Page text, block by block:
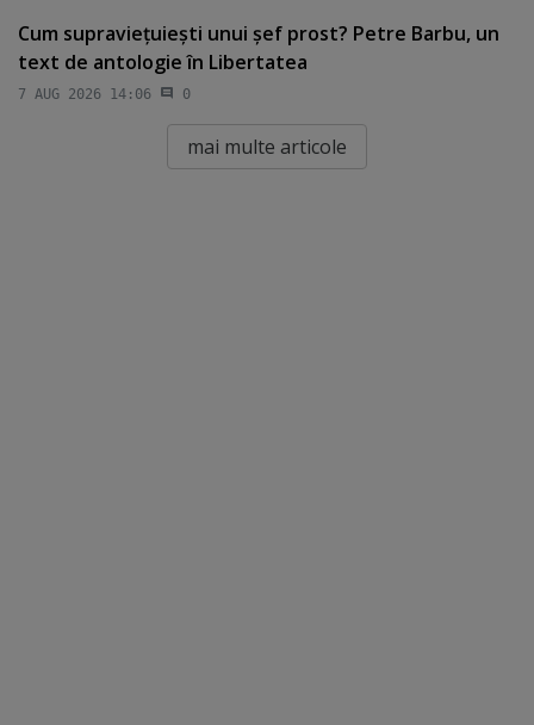
Cum supravieţuieşti unui şef prost? Petre Barbu, un
text de antologie în Libertatea
7 AUG 2026 14:06 0
mai multe articole